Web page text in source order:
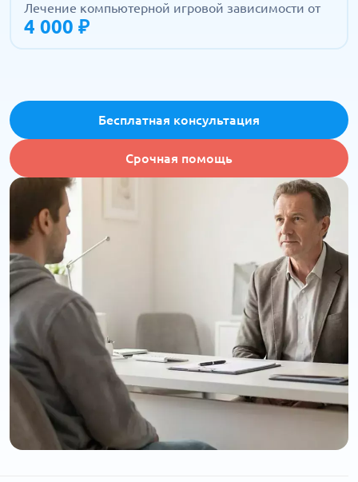
Лечение компьютерной игровой зависимости от
4 000 ₽
Бесплатная консультация
Срочная помощь